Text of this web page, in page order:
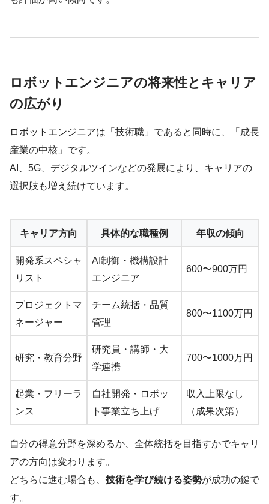
ロボットエンジニアの将来性とキャリア
の広がり
ロボットエンジニアは「技術職」であると同時に、「成長
産業の中核」です。
AI、5G、デジタルツインなどの発展により、キャリアの
選択肢も増え続けています。
キャリア方向 具体的な職種例 年収の傾向
開発系スペシャ
リスト
AI制御・機構設計
エンジニア
600〜900万円
プロジェクトマ
ネージャー
チーム統括・品質
管理
800〜1100万円
研究・教育分野
研究員・講師・大
学連携
700〜1000万円
起業・フリーラ
ンス
自社開発・ロボッ
ト事業立ち上げ
収入上限なし
（成果次第）
自分の得意分野を深めるか、全体統括を目指すかでキャリ
アの方向は変わります。
どちらに進む場合も、 技術を学び続ける姿勢が成功の鍵で
す。